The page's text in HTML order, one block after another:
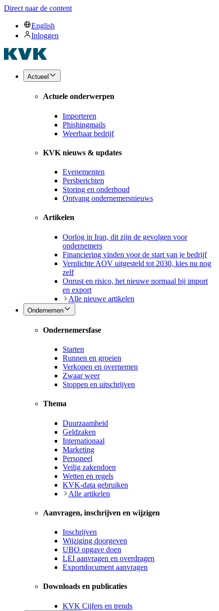
Direct naar de content
English
Inloggen
Actueel
Actuele onderwerpen
Importeren
Phishingmails
Weerbaar bedrijf
KVK nieuws & updates
Evenementen
Persberichten
Storing en onderhoud
Ontvang ondernemersnieuws
Artikelen
Oorlog in Iran, dit zijn de gevolgen voor
ondernemers
Financiering vinden voor de start van je bedrijf
Verplichte AOV uitgesteld tot 2030, kies nu nog
zelf
Onrust en risico, het nieuwe normaal bij import
en export
Alle nieuwe artikelen
Ondernemen
Ondernemersfase
Starten
Runnen en groeien
Verkopen en overnemen
Zwaar weer
Stoppen en uitschrijven
Thema
Duurzaamheid
Geldzaken
Internationaal
Marketing
Personeel
Veilig zakendoen
Wetten en regels
KVK-data gebruiken
Alle artikelen
Aanvragen, inschrijven en wijzigen
Inschrijven
Wijziging doorgeven
UBO opgave doen
LEI aanvragen en overdragen
Exportdocument aanvragen
Downloads en publicaties
KVK Cijfers en trends